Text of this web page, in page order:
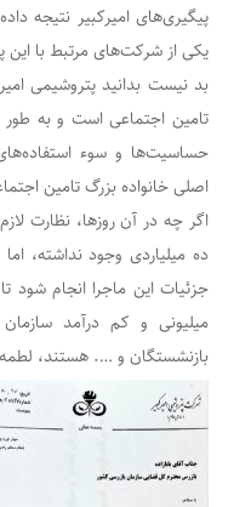
پیگیری‌های امیرکبیر نتیجه
یکی از شرکت‌های مرتبط با این
بد نیست بدانید پتروشیمی
تامین اجتماعی است و به طور
حساسیت‌ها و سوء
اصلی خانواده بزرگ تامین
اگر چه در آن روزها، نظارت
ده میلیاردی وجود نداشته،
میلیونی و کم درآمد
بازنشستگان و …. هستند،